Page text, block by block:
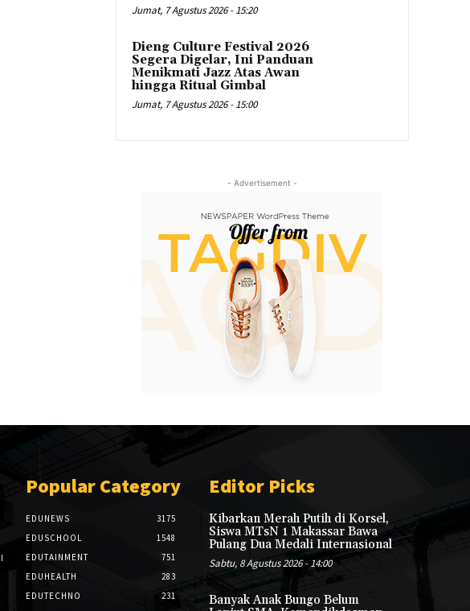
Jumat, 7 Agustus 2026 - 15:20
Dieng Culture Festival 2026
Segera Digelar, Ini Panduan
Menikmati Jazz Atas Awan
hingga Ritual Gimbal
Jumat, 7 Agustus 2026 - 15:00
- Advertisement -
Popular Category
EDUNEWS
3175
EDUSCHOOL
1548
EDUTAINMENT
751
EDUHEALTH
283
EDUTECHNO
231
Editor Picks
Kibarkan Merah Putih di Korsel,
Siswa MTsN 1 Makassar Bawa
Pulang Dua Medali Internasional
Sabtu, 8 Agustus 2026 - 14:00
Banyak Anak Bungo Belum